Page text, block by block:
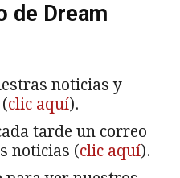
de Dream
noticias y
clic aquí).
tarde un correo
noticias (clic aquí).